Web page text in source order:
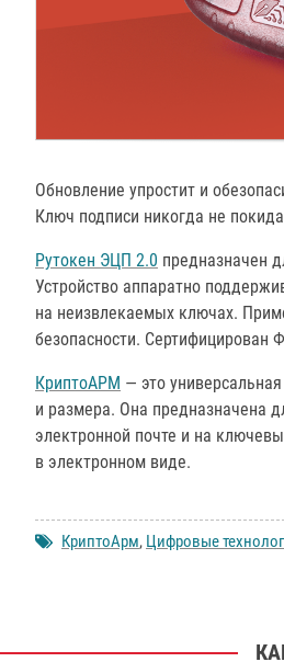
Обновление упростит и
Ключ подписи никогда не
Рутокен ЭЦП 2.0 предназначен
Устройство аппаратно
на неизвлекаемых ключах.
безопасности. Сертифицирован
КриптоАРМ — это
и размера. Она предназначена
электронной почте и на
в электронном виде.
КриптоАрм, Цифровые